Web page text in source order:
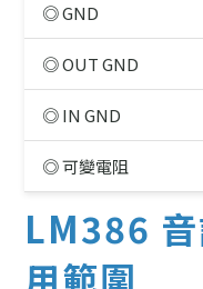
◎ GND
◎ OUT GND
◎ IN GND
◎ 可變電阻
LM386
用範圍